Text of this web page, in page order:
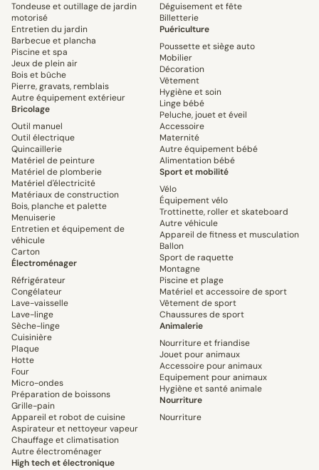
Tondeuse et outillage de jardin
motorisé
Entretien du jardin
Barbecue et plancha
Piscine et spa
Jeux de plein air
Bois et bûche
Pierre, gravats, remblais
Autre équipement extérieur
Bricolage
Outil manuel
Outil électrique
Quincaillerie
Matériel de peinture
Matériel de plomberie
Matériel d'électricité
Matériaux de construction
Bois, planche et palette
Menuiserie
Entretien et équipement de
véhicule
Carton
Électroménager
Réfrigérateur
Congélateur
Lave-vaisselle
Lave-linge
Sèche-linge
Cuisinière
Plaque
Hotte
Four
Micro-ondes
Préparation de boissons
Grille-pain
Appareil et robot de cuisine
Aspirateur et nettoyeur vapeur
Chauffage et climatisation
Autre électroménager
High tech et électronique
Déguisement et fête
Billetterie
Puériculture
Poussette et siège auto
Mobilier
Décoration
Vêtement
Hygiène et soin
Linge bébé
Peluche, jouet et éveil
Accessoire
Maternité
Autre équipement bébé
Alimentation bébé
Sport et mobilité
Vélo
Équipement vélo
Trottinette, roller et skateboard
Autre véhicule
Appareil de fitness et musculation
Ballon
Sport de raquette
Montagne
Piscine et plage
Matériel et accessoire de sport
Vêtement de sport
Chaussures de sport
Animalerie
Nourriture et friandise
Jouet pour animaux
Accessoire pour animaux
Equipement pour animaux
Hygiène et santé animale
Nourriture
Nourriture